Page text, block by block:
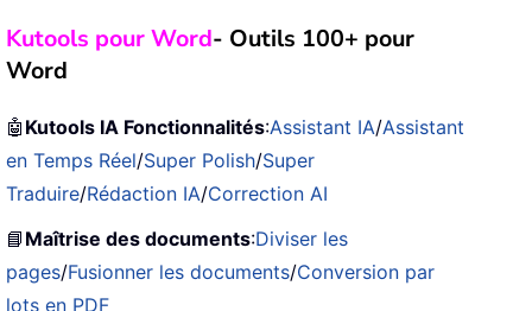
Kutools pour Word- Outils 100+ pour
Word
🤖 Kutools IA Fonctionnalités:Assistant IA/Assistant
en Temps Réel/Super Polish/Super
Traduire/Rédaction IA/Correction AI
📘 Maîtrise des documents:Diviser les
pages/Fusionner les documents/Conversion par
lots en PDF